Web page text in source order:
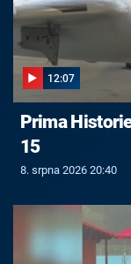
12:07
Prima
15
8. srpna 2026 20:40